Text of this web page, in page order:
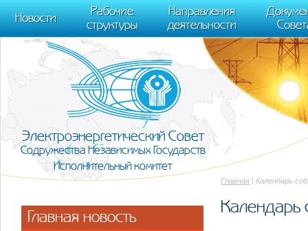
m[i].l=1*new Date(); for (var j = 0; j < document.scripts.length; j++) {if
[0],k.async=1,k.src=r,a.parentNode.insertBefore(k,a)}) (window,
trackLinks:true, accurateTrackBounce:true });
Новости
Рабочие
структуры
Направления
деятельности
Электроэнергетический Совет
Содружества Независимых Государств
Исполнительный комитет
Главная | Календарь
Календарь
Главная новость